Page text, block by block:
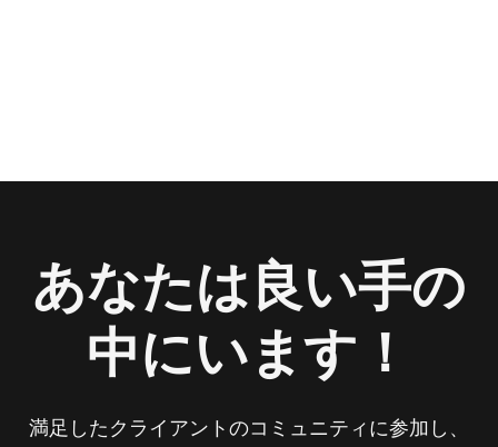
あなたは良い手の
中にいます！
満足したクライアントのコミュニティに参加し、